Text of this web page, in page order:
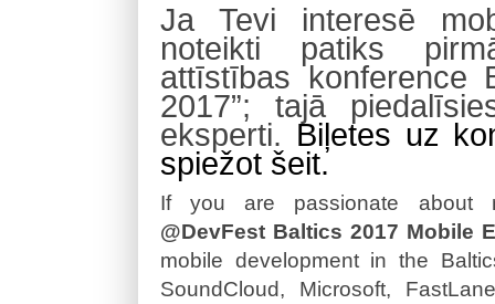
Ja Tevi interesē
noteikti patiks
attīstības konference
2017”; tajā
eksperti. Biļetes uz
spiežot šeit.
If you are passionate about
@DevFest Baltics 2017 Mobile
mobile development in the
SoundCloud, Microsoft,